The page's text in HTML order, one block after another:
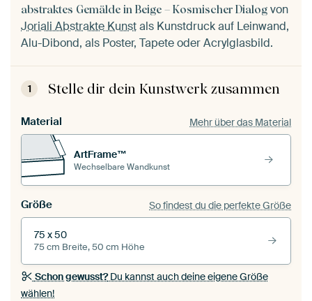
abstraktes Gemälde in Beige – Kosmischer Dialog von
Joriali Abstrakte Kunstals Kunstdruck auf Leinwand,
Alu-Dibond, als Poster, Tapete oder Acrylglasbild.
1 Stelle dir dein Kunstwerk zusammen
Material Mehr über das Material
ArtFrame™
Wechselbare Wandkunst
Größe So findest du die perfekte Größe
75 x 50
75 cm Breite, 50 cm Höhe
Schon gewusst?Du kannst auch deine eigene Größe
wählen!